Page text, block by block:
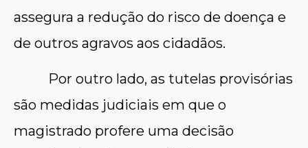
assegura a redução do risco de doença e
de outros agravos aos cidadãos.
Por outro lado, as tutelas provisórias
são medidas judiciais em que o
magistrado profere uma decisão